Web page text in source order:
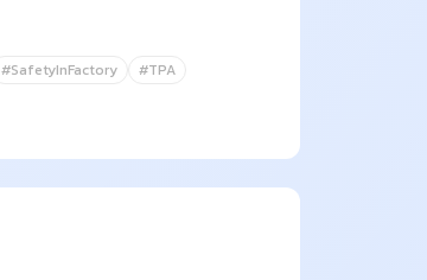
#SafetyInFactory
#TPA